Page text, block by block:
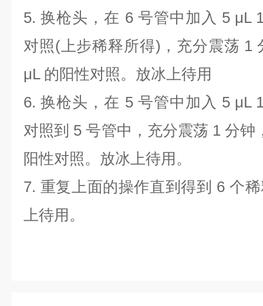
5.换枪头，在 6 号管中加入 5 μL
对照(上步稀释所得) ，充分震荡 1
μL 的阳性对照。放冰上待用
6.换枪头，在 5 号管中加入 5 μL
对照到 5号管中，充分震荡 1分钟
阳性对照。放冰上待用。
7. 重复上面的操作直到得到 6 个
上待用。